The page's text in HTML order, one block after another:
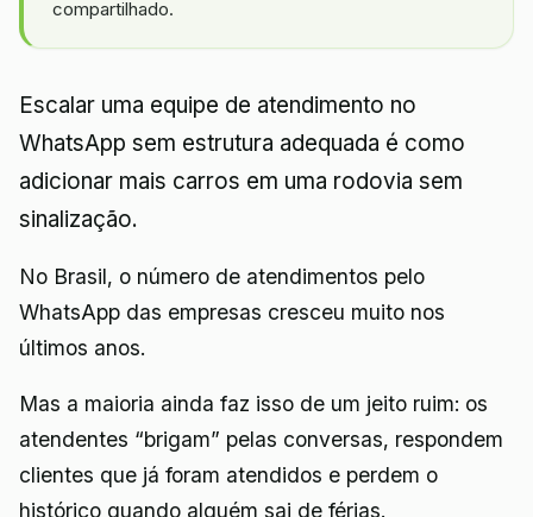
compartilhado.
Escalar uma equipe de atendimento no
WhatsApp sem estrutura adequada é como
adicionar mais carros em uma rodovia sem
sinalização.
No Brasil, o número de atendimentos pelo
WhatsApp das empresas cresceu muito nos
últimos anos.
Mas a maioria ainda faz isso de um jeito ruim: os
atendentes “brigam” pelas conversas, respondem
clientes que já foram atendidos e perdem o
histórico quando alguém sai de férias.